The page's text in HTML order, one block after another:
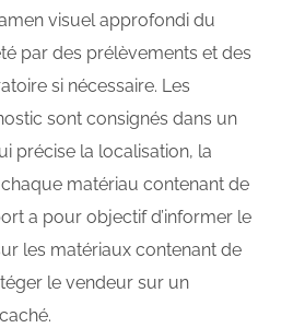
visuel approfondi du
par des prélèvements et des
si nécessaire. Les
sont consignés dans un
précise la localisation, la
chaque matériau contenant de
a pour objectif d’informer le
les matériaux contenant de
le vendeur sur un